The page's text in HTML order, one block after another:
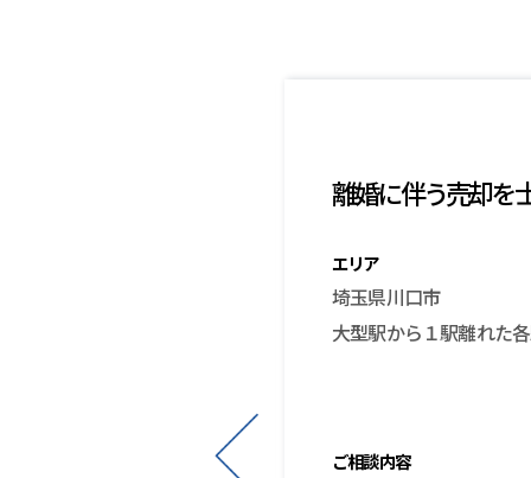
離婚に伴う売却を
エリア
埼玉県川口市
大型駅から１駅離れた
ご相談内容